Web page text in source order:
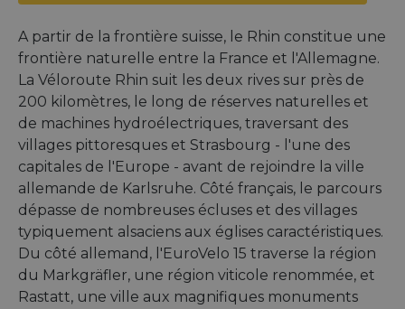
A partir de la frontière suisse, le Rhin constitue une
frontière naturelle entre la France et l'Allemagne.
La Véloroute Rhin suit les deux rives sur près de
200 kilomètres, le long de réserves naturelles et
de machines hydroélectriques, traversant des
villages pittoresques et Strasbourg - l'une des
capitales de l'Europe - avant de rejoindre la ville
allemande de Karlsruhe. Côté français, le parcours
dépasse de nombreuses écluses et des villages
typiquement alsaciens aux églises caractéristiques.
Du côté allemand, l'EuroVelo 15 traverse la région
du Markgräfler, une région viticole renommée, et
Rastatt, une ville aux magnifiques monuments